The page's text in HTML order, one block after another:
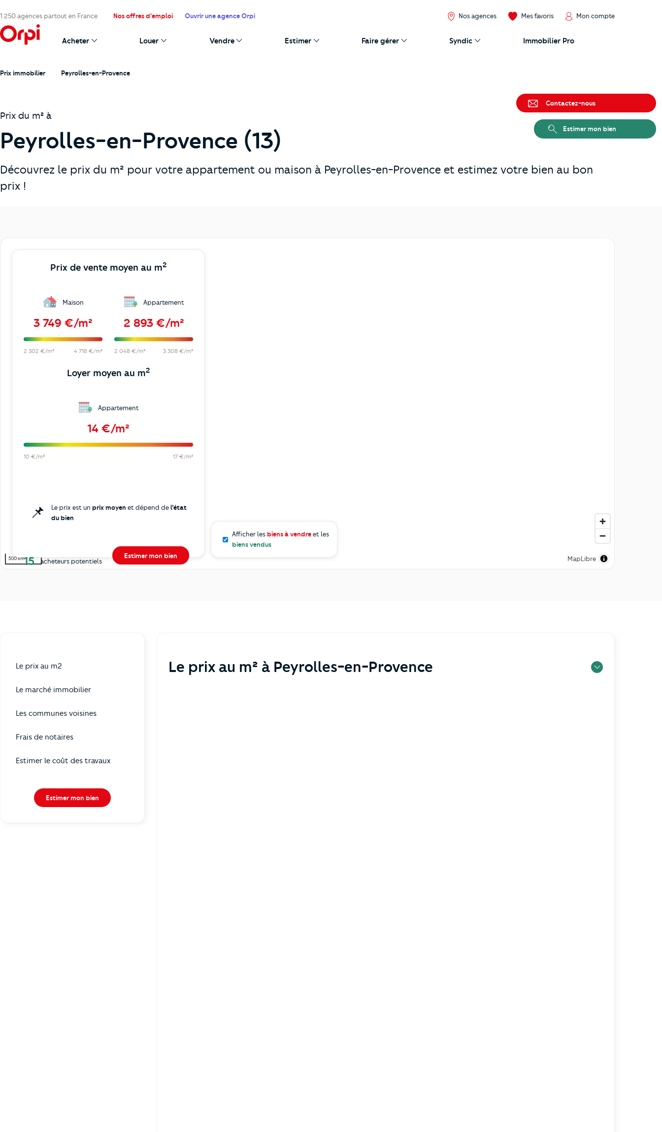
1 250 agences partout en France Nos offres d'emploi Ouvrir une agence Orpi Nos agences Mes favoris Mon compte
Acheter Louer Vendre Estimer Faire gérer Syndic Immobilier Pro
Prix immobilier Peyrolles-en-Provence
Prix du m² à
Peyrolles-en-Provence (13)
Découvrez le prix du m² pour votre appartement ou maison à Peyrolles-en-Provence et estimez votre bien au bon
prix !
Prix de vente moyen au m2
Maison
3 749 €/m²
2 302 €/m² 4 718 €/m²
Appartement
2 893 €/m²
2 048 €/m² 3 308 €/m²
Loyer moyen au m2
Appartement
14 €/m²
10 €/m² 17 €/m²
📌 Le prix est un prix moyen et dépend del’état
du bien
15 acheteurs potentiels
Estimer mon bien
500 km MapLibre
Afficher les biens à vendreet les
biens vendus
Le prix au m2
Le marché immobilier
Les communes voisines
Frais de notaires
Estimer le coût des travaux
Estimer mon bien
Le prix au m² à Peyrolles-en-Provence
Contactez-nous
Estimer mon bien